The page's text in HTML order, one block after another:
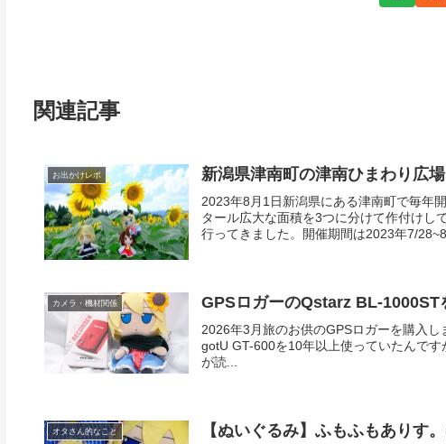
関連記事
お出かけレポ 新潟県津南町の津南ひまわり広
2023年8月1日新潟県にある津南町で毎年
タール広大な面積を3つに分けて作付けし
行ってきました。開催期間は2023年7/28~8/
カメラ・機材関係 GPSロガーのQstarz BL-1000ST
2026年3月旅のお供のGPSロガーを購入
gotU GT-600を10年以上使っていたんで
が読...
オタさん的なこと 【ぬいぐるみ】ふもふもありす